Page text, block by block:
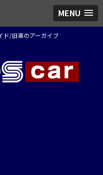
MENU
ド/旧車のアーガイブ